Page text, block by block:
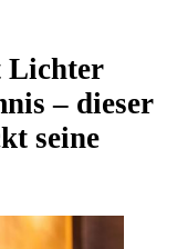
Lichter
– dieser
seine